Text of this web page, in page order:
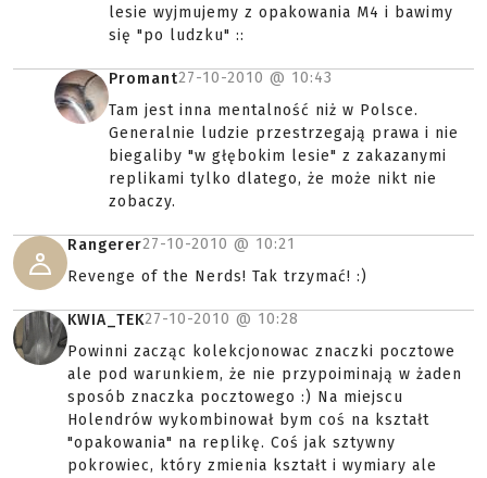
lesie wyjmujemy z opakowania M4 i bawimy
się "po ludzku" ::
Promant27-10-2010 @ 10:43
Tam jest inna mentalność niż w Polsce.
Generalnie ludzie przestrzegają prawa i nie
biegaliby "w głębokim lesie" z zakazanymi
replikami tylko dlatego, że może nikt nie
zobaczy.
Rangerer27-10-2010 @ 10:21
Revenge of the Nerds! Tak trzymać! :)
KWIA_TEK27-10-2010 @ 10:28
Powinni zacząc kolekcjonowac znaczki pocztowe
ale pod warunkiem, że nie przypoiminają w żaden
sposób znaczka pocztowego :) Na miejscu
Holendrów wykombinował bym coś na kształt
"opakowania" na replikę. Coś jak sztywny
pokrowiec, który zmienia kształt i wymiary ale